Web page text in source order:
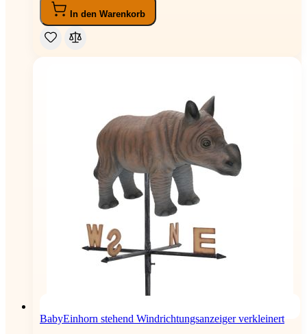
In den Warenkorb
BabyEinhorn stehend Windrichtungsanzeiger verkleinert